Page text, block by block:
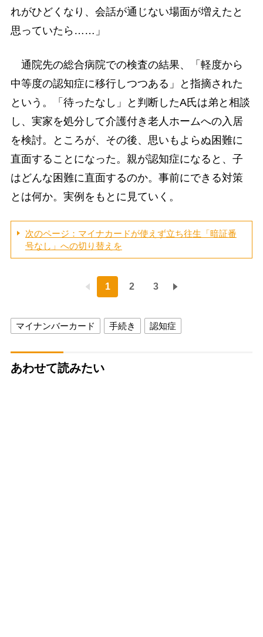
れがひどくなり、会話が通じない場面が増えたと
思っていたら……」
通院先の総合病院での検査の結果、「軽度から
中等度の認知症に移行しつつある」と指摘された
という。「待ったなし」と判断したA氏は弟と相談
し、実家を処分して介護付き老人ホームへの入居
を検討。ところが、その後、思いもよらぬ困難に
直面することになった。親が認知症になると、子
はどんな困難に直面するのか。事前にできる対策
とは何か。実例をもとに見ていく。
次のページ：マイナカードが使えず立ち往生「暗証番
号なし」への切り替えを
1 2 3
マイナンバーカード 手続き 認知症
あわせて読みたい